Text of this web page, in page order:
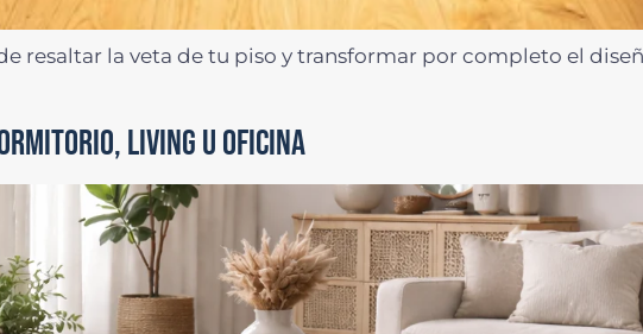
resaltar la veta de tu piso y transformar por completo el
LIVING U OFICINA